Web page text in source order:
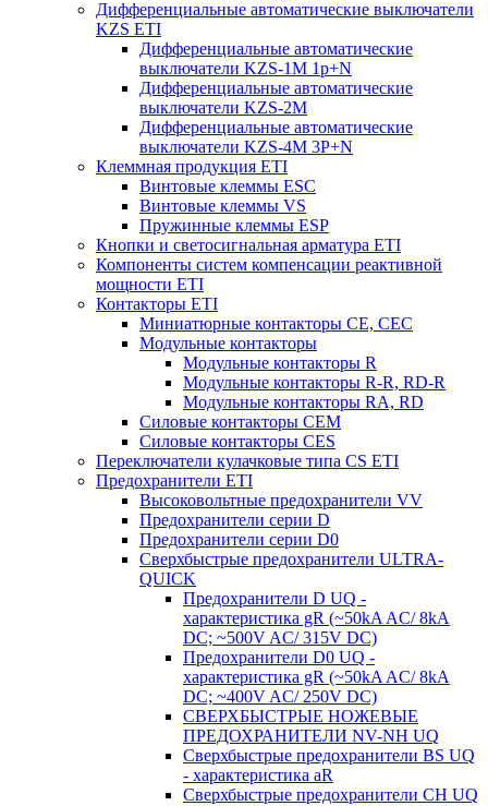
Дифференциальные автоматические выключатели
KZS ETI
Дифференциальные автоматические
выключатели KZS-1M 1p+N
Дифференциальные автоматические
выключатели KZS-2M
Дифференциальные автоматические
выключатели KZS-4M 3P+N
Клеммная продукция ETI
Винтовые клеммы ESC
Винтовые клеммы VS
Пружинные клеммы ESP
Кнопки и светосигнальная арматура ETI
Компоненты систем компенсации реактивной
мощности ETI
Контакторы ETI
Миниатюрные контакторы CE, CEC
Модульные контакторы
Модульные контакторы R
Модульные контакторы R-R, RD-R
Модульные контакторы RA, RD
Силовые контакторы CEM
Силовые контакторы CES
Переключатели кулачковые типа CS ETI
Предохранители ETI
Высоковольтные предохранители VV
Предохранители серии D
Предохранители серии D0
Сверхбыстрые предохранители ULTRA-
QUICK
Предохранители D UQ -
характеристика gR (~50kA AC/ 8kA
DC; ~500V AC/ 315V DC)
Предохранители D0 UQ -
характеристика gR (~50kA AC/ 8kA
DC; ~400V AC/ 250V DC)
СВЕРХБЫСТРЫЕ НОЖЕВЫЕ
ПРЕДОХРАНИТЕЛИ NV-NH UQ
Сверхбыстрые предохранители BS UQ
- характеристика aR
Сверхбыстрые предохранители CH UQ